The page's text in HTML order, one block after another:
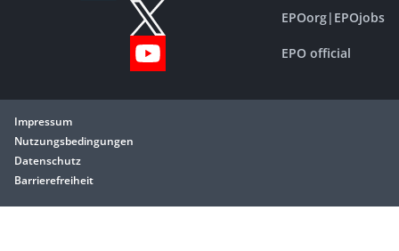
EPOorg| EPOjobs
EPO official
Impressum
Nutzungsbedingungen
Datenschutz
Barrierefreiheit